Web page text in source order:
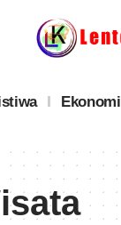
Ekonomi